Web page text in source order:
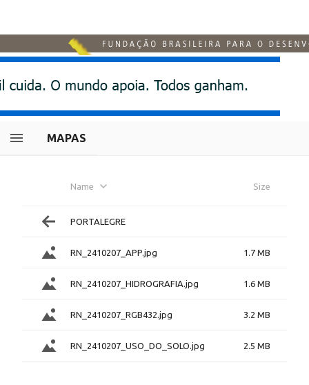
MAPAS
Name Size
PORTALEGRE
RN_2410207_APP.jpg 1.7 MB
RN_2410207_HIDROGRAFIA.jpg 1.6 MB
RN_2410207_RGB432.jpg 3.2 MB
RN_2410207_USO_DO_SOLO.jpg 2.5 MB